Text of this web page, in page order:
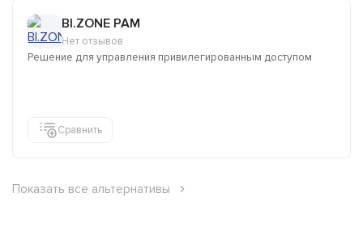
BI.ZONE PAM
Нет отзывов
Решение для управления привилегированным доступом
Сравнить
Показать все альтернативы